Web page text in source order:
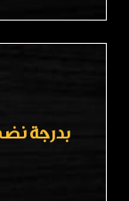
بدرجة نضج A